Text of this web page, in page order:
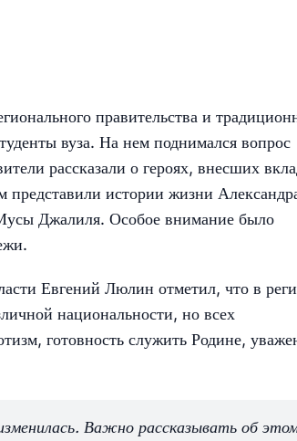
правительства и
вуза. На нем поднимался вопрос
рассказали о героях, внесших
представили истории жизни
Джалиля. Особое внимание было
Евгений Люлин отметил, что в
национальности, но всех
готовность служить Родине,
Важно рассказывать об